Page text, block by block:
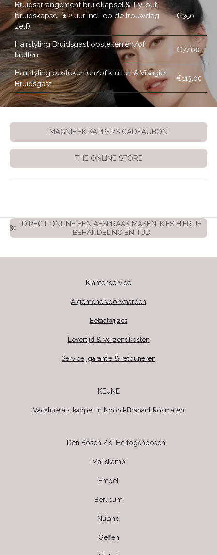
Bruidsarrangement bruidkapsel & Try-out
bruidskapsel (± 2 uur incl. op de trouwdag
zelf).
€350
Hairstyling Bruidsgast opsteken en/of
krullen
€77,00
Hairstyling opsteken en/of krullen & Visagie
Bruidsgast
€113,00
MAGNIFIEK KAPPERS CADEAUBON
THE ONLINE STORE
DIRECT ONLINE EEN AFSPRAAK MAKEN, KIES HIER JE
BEHANDELING EN TIJD
Klantenservice
Algemene voorwaarden
Betaalwijzes
Levertijd & verzendkosten
Service, garantie & retouneren
KEUNE
Vacature als kapper in Noord-Brabant Rosmalen
Den Bosch / s' Hertogenbosch
Maliskamp
Empel
Berlicum
Nuland
Geffen